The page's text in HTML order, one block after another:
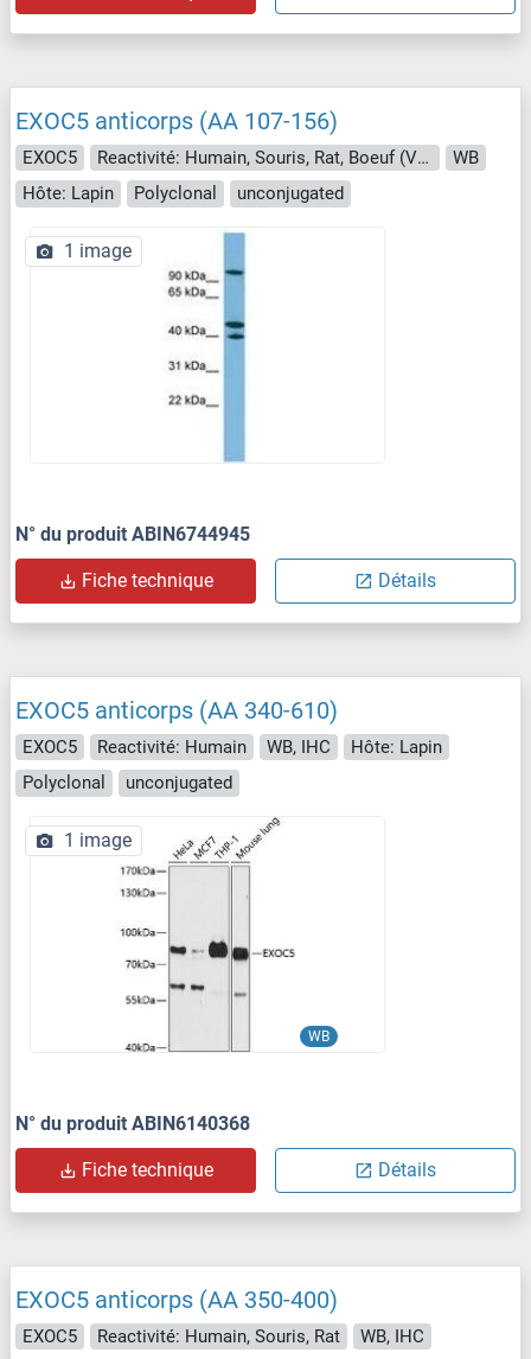
EXOC5 anticorps (AA 107-156)
EXOC5 Reactivité: Humain, Souris, Rat, Boeuf (Vache), Chien, Cobaye, Cheval, Lapin, Poisson zèbre (Danio rerio), Roussette (Chauve-souris), Poulet, Singe, Porc, Xenopus laevis
WB
Hôte: Lapin
Polyclonal unconjugated
1 image
N° du produit ABIN6744945
Fiche technique Détails
EXOC5 anticorps (AA 340-610)
EXOC5 Reactivité: Humain WB, IHC
Hôte: Lapin
Polyclonal
unconjugated
WB
1 image
N° du produit ABIN6140368
Fiche technique Détails
EXOC5 anticorps (AA 350-400)
EXOC5 Reactivité: Humain, Souris, Rat
WB, IHC